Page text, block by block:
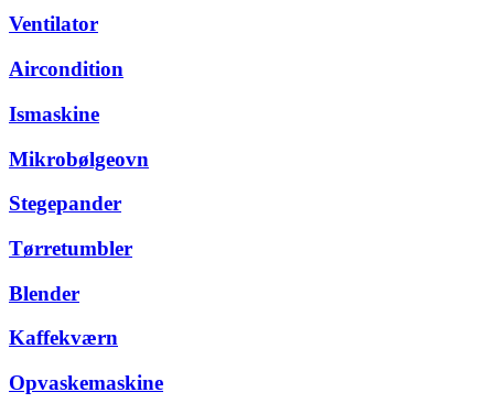
Ventilator
Aircondition
Ismaskine
Mikrobølgeovn
Stegepander
Tørretumbler
Blender
Kaffekværn
Opvaskemaskine